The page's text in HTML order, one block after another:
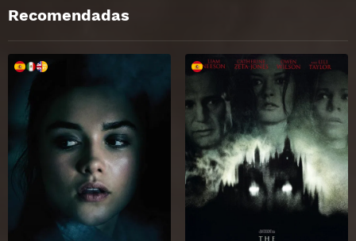
Recomendadas